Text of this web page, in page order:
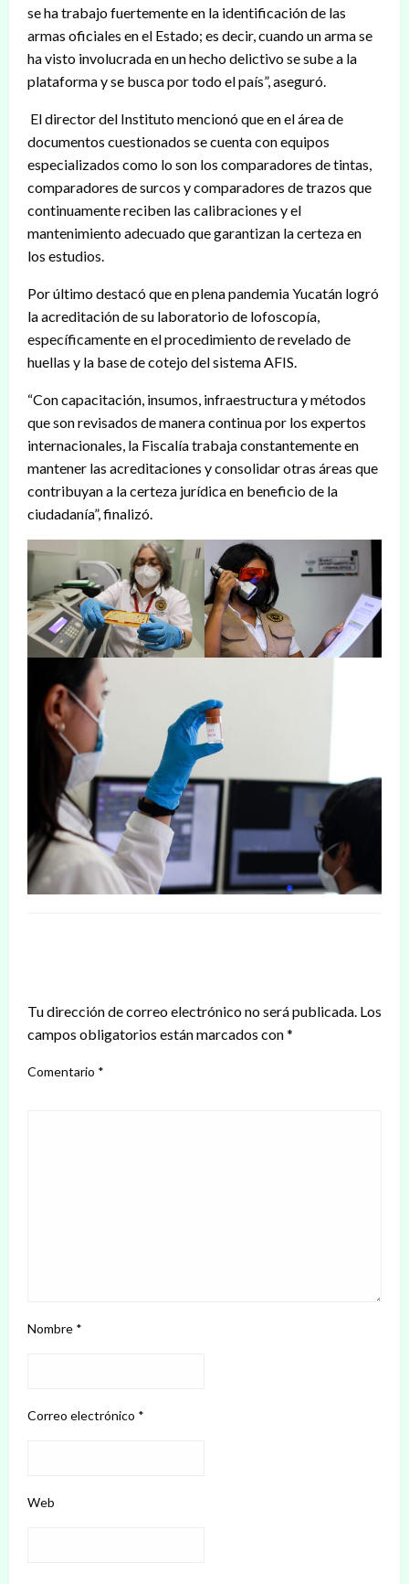
se ha trabajo fuertemente en la identificación de las
armas oficiales en el Estado; es decir, cuando un arma se
ha visto involucrada en un hecho delictivo se sube a la
plataforma y se busca por todo el país”, aseguró.
El director del Instituto mencionó que en el área de
documentos cuestionados se cuenta con equipos
especializados como lo son los comparadores de tintas,
comparadores de surcos y comparadores de trazos que
continuamente reciben las calibraciones y el
mantenimiento adecuado que garantizan la certeza en
los estudios.
Por último destacó que en plena pandemia Yucatán logró
la acreditación de su laboratorio de lofoscopía,
específicamente en el procedimiento de revelado de
huellas y la base de cotejo del sistema AFIS.
“Con capacitación, insumos, infraestructura y métodos
que son revisados de manera continua por los expertos
internacionales, la Fiscalía trabaja constantemente en
mantener las acreditaciones y consolidar otras áreas que
contribuyan a la certeza jurídica en beneficio de la
ciudadanía”, finalizó.
Tu dirección de correo electrónico no será publicada. Los
campos obligatorios están marcados con*
Comentario *
Nombre *
Correo electrónico *
Web